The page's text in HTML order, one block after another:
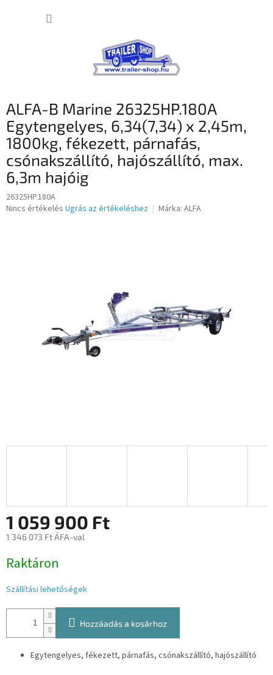
ALFA-B Marine 26325HP.180A
Egytengelyes, 6,34(7,34) x 2,45m,
1800kg, fékezett, párnafás,
csónakszállító, hajószállító, max.
6,3m hajóig
26325HP.180A
A
Nincs értékelés Ugrás az értékeléshez Márka: ALFA
1 059 900 Ft
1 346 073 Ft ÁFA-val
Raktáron
Szállítási lehetőségek
Hozzáadás a kosárhoz
Egytengelyes, fékezett, párnafás, csónakszállító, hajószállító